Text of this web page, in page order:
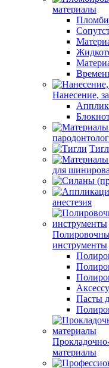
материалы
Нанесение,
для
анестезия
инструменты
Пасты
материалы